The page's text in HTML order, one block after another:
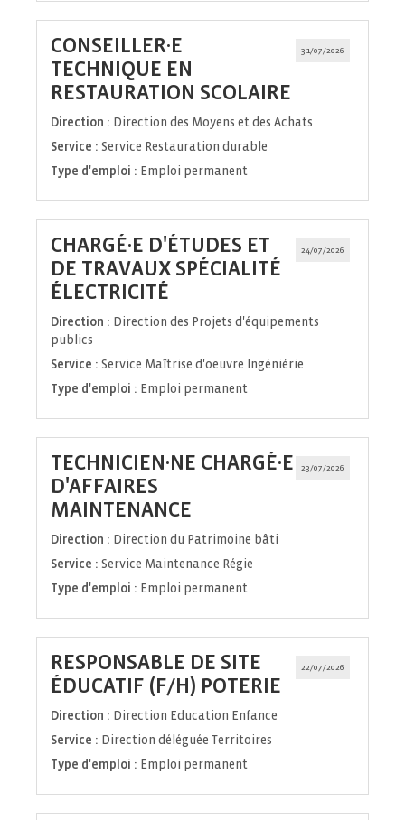
31/07/2026
CONSEILLER·E
TECHNIQUE EN
RESTAURATION SCOLAIRE
fenêtre)
Direction : Direction des Moyens et des Achats
Service : Service Restauration durable
Type d'emploi : Emploi permanent
24/07/2026
CHARGÉ·E D'ÉTUDES ET
DE TRAVAUX SPÉCIALITÉ
ÉLECTRICITÉ
fenêtre)
Direction : Direction des Projets d'équipements
publics
Service : Service Maîtrise d'oeuvre Ingéniérie
Type d'emploi : Emploi permanent
23/07/2026
TECHNICIEN·NE CHARGÉ·E
D'AFFAIRES
MAINTENANCE
fenêtre)
Direction : Direction du Patrimoine bâti
Service : Service Maintenance Régie
Type d'emploi : Emploi permanent
22/07/2026
RESPONSABLE DE SITE
ÉDUCATIF (F/H) POTERIE
Direction : Direction Education Enfance
Service : Direction déléguée Territoires
Type d'emploi : Emploi permanent